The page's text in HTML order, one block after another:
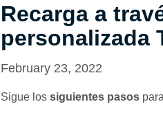
Recarga a
personalizada
February 23, 2022
Sigue los siguientes pasos